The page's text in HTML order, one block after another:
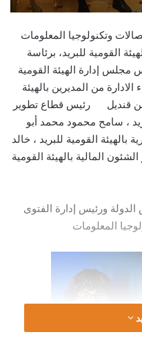
وتكنولوجيا المعلومات
القومية للبريد، برئاسة
إدارة الهيئة القومية
الادارة من المديرين بالهيئة
قنديل
رئيس قطاع تطوير
، سامح محمود محمد أبو
القومية للبريد ، خالد
المالية بالهيئة القومية
ورئيس إدارة الفتوى
المعلومات